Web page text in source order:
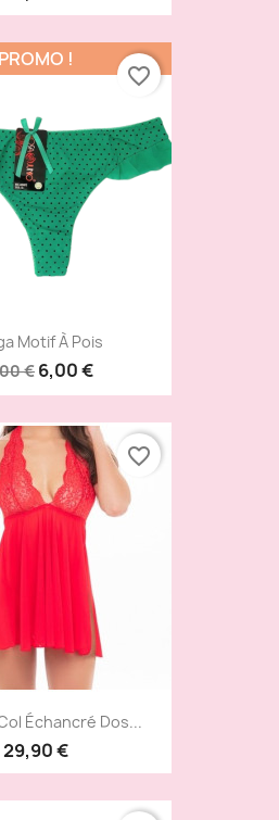
Motif À Pois
€ 6,00 €
PROMO !
favorite_border
Échancré Dos...
29,90 €
favorite_border